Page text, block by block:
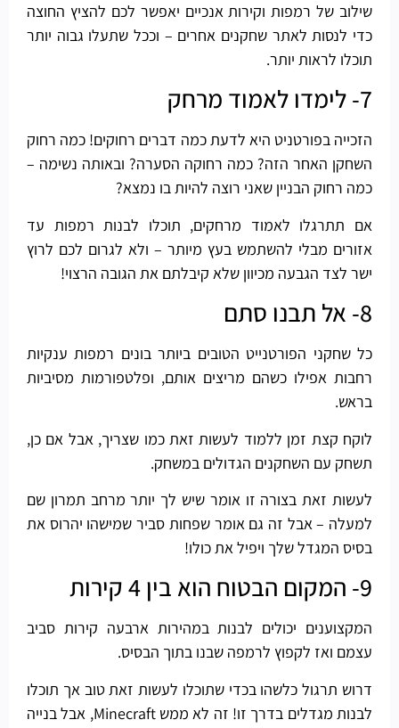
שילוב של רמפות וקירות אנכיים יאפשר לכם להציץ החוצה
כדי לנסות לאתר שחקנים אחרים – וככל שתעלו גבוה יותר
תוכלו לראות יותר.
7- לימדו לאמוד מרחק
הזכייה בפורטניט היא לדעת כמה דברים רחוקים! כמה רחוק
השחקן האחר הזה? כמה רחוקה הסערה? ובאותה נשימה –
כמה רחוק הבניין שאני רוצה להיות בו נמצא?
אם תתרגלו לאמוד מרחקים, תוכלו לבנות רמפות עד
אזורים מבלי להשתמש בעץ מיותר – ולא לגרום לכם לרוץ
ישר לצד הגבעה מכיוון שלא קיבלתם את הגובה הרצוי!
8- אל תבנו סתם
כל שחקני הפורטנייט הטובים ביותר בונים רמפות ענקיות
רחבות אפילו כשהם מריצים אותם, ופלטפורמות מסיביות
בראש.
לוקח קצת זמן ללמוד לעשות זאת כמו שצריך, אבל אם כן,
תשחק עם השחקנים הגדולים במשחק.
לעשות זאת בצורה זו אומר שיש לך יותר מרחב תמרון שם
למעלה – אבל זה גם אומר שפחות סביר שמישהו יהרוס את
בסיס המגדל שלך ויפיל את כולו!
9- המקום הבטוח הוא בין 4 קירות
המקצוענים יכולים לבנות במהירות ארבעה קירות סביב
עצמם ואז לקפוץ לרמפה שבנו בתוך הבסיס.
דרוש תרגול כלשהו בכדי שתוכלו לעשות זאת טוב אך תוכלו
לבנות מגדלים בדרך זו! זה לא ממש Minecraft, אבל בנייה